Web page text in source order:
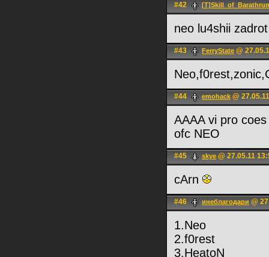
#42
neo lu4shii zadrot
#43 FerryState @
#44 emohack @
AAAA vi pro coes
ofc NEO
#45 skye @ 27.05.11
cArn
#46 инеблагодари @
1.Neo
2.f0rest
3.HeatoN